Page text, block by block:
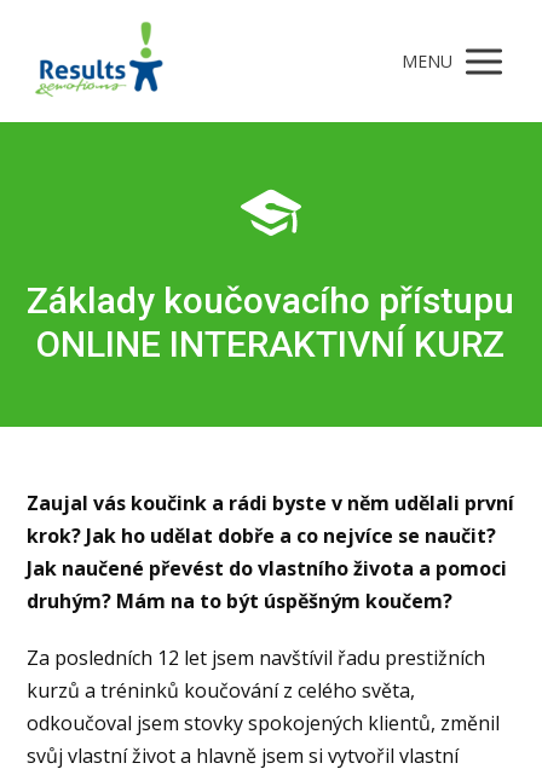
MENU
Základy koučovacího přístupu
ONLINE INTERAKTIVNÍ KURZ
Zaujal vás koučink a rádi byste v něm udělali první
krok? Jak ho udělat dobře a co nejvíce se naučit?
Jak naučené převést do vlastního života a pomoci
druhým? Mám na to být úspěšným koučem?
Za posledních 12 let jsem navštívil řadu prestižních
kurzů a tréninků koučování z celého světa,
odkoučoval jsem stovky spokojených klientů, změnil
svůj vlastní život a hlavně jsem si vytvořil vlastní